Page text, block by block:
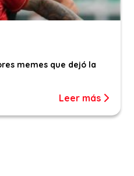
memes que dejó la
Leer más